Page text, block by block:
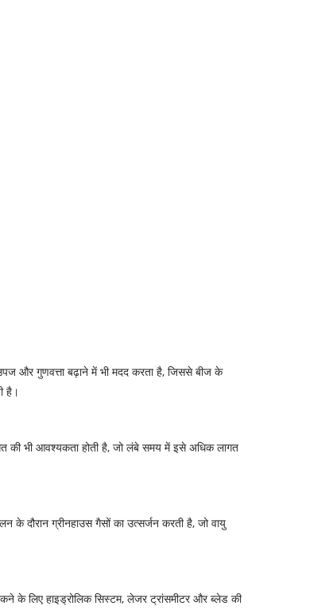
और गुणवत्ता बढ़ाने में भी मदद करता है, जिससे बीज के
है।
की भी आवश्यकता होती है, जो लंबे समय में इसे अधिक लागत
दौरान ग्रीनहाउस गैसों का उत्सर्जन करती है, जो वायु
के लिए हाइड्रोलिक सिस्टम, लेजर ट्रांसमीटर और ब्लेड की